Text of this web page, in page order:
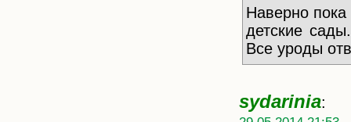
Наверно
детские
Все уроды
sydarinia: